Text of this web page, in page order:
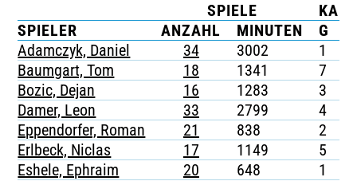
TICKETING
SPIELE
SPIELER
ANZAHL MINUTEN G
Adamczyk, Daniel
34 3002 1
Baumgart, Tom
18 1341 7
Bozic, Dejan
16 1283 3
Damer, Leon
33 2799 4
Eppendorfer, Roman
21 838 2
Erlbeck, Niclas
17 1149 5
Eshele, Ephraim
20 648 1